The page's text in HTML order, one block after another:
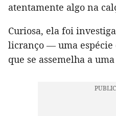
atentamente algo na
Curiosa, ela foi
licranço — uma espécie
que se assemelha a